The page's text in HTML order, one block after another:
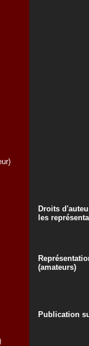
Droits
les
(amateurs)
Publication